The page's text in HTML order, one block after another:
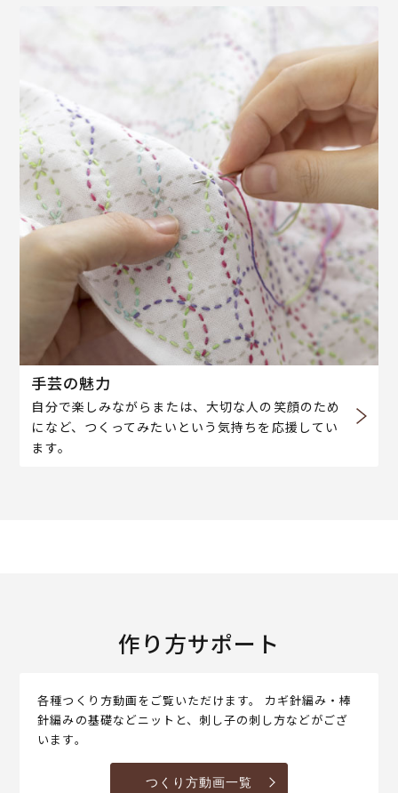
手芸の魅力
自分で楽しみながらまたは、大切な人の笑顔のため
になど、つくってみたいという気持ちを応援してい
ます。
作り方サポート
各種つくり方動画をご覧いただけます。 カギ針編み・棒
針編みの基礎などニットと、刺し子の刺し方などがござ
います。
つくり方動画一覧